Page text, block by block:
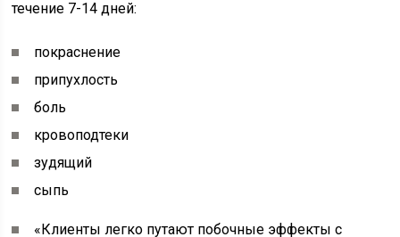
течение 7-14 дней:
покраснение
припухлость
боль
кровоподтеки
зудящий
сыпь
«Клиенты легко путают побочные эффекты с